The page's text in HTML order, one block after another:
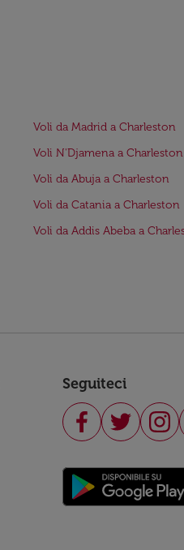
Voli da Madrid a Charleston
Voli N'Djamena a Charleston
Voli da Abuja a Charleston
Voli da Catania a Charleston
Voli da Addis Abeba a
Seguiteci